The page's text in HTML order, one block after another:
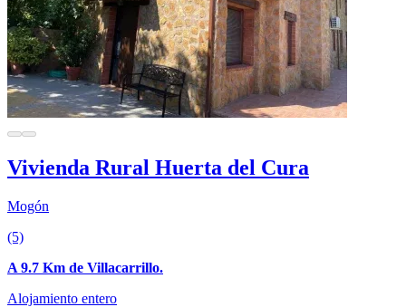
Vivienda Rural Huerta del Cura
Mogón
(5)
A 9.7 Km de Villacarrillo.
Alojamiento entero